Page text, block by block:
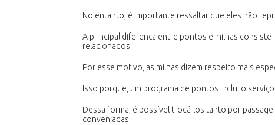
No entanto, é importante ressaltar que eles não
A principal diferença entre pontos e milhas consiste
relacionados.
Por esse motivo, as milhas dizem respeito mais
Isso porque, um programa de pontos inclui o
Dessa forma, é possível trocá-los tanto por
conveniadas.